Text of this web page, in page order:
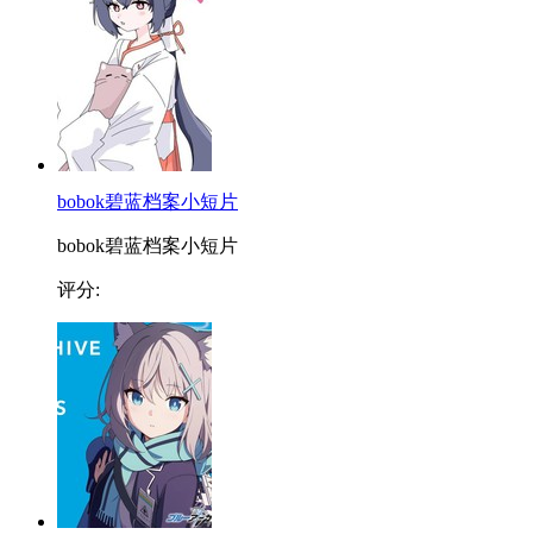
bobok碧蓝档案小短片
bobok碧蓝档案小短片
评分: